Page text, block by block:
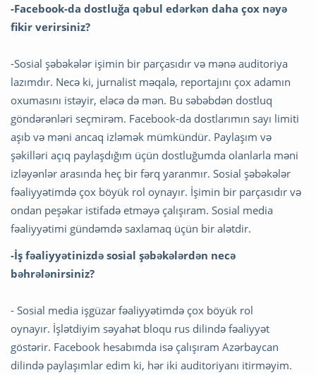
-Facebook-da dostluğa qəbul edərkən daha çox nəyə
fikir verirsiniz?
-Sosial şəbəkələr işimin bir parçasıdır və mənə auditoriya
lazımdır. Necə ki, jurnalist məqalə, reportajını çox adamın
oxumasını istəyir, eləcə də mən. Bu səbəbdən dostluq
göndərənləri seçmirəm. Facebook-da dostlarımın sayı limiti
aşıb və məni ancaq izləmək mümkündür. Paylaşım və
şəkilləri açıq paylaşdığım üçün dostluğumda olanlarla məni
izləyənlər arasında heç bir fərq yaranmır. Sosial şəbəkələr
fəaliyyətimdə çox böyük rol oynayır. İşimin bir parçasıdır və
ondan peşəkar istifadə etməyə çalışıram. Sosial media
fəaliyyətimi gündəmdə saxlamaq üçün bir alətdir.
-İş fəaliyyətinizdə sosial şəbəkələrdən necə
bəhrələnirsiniz?
- Sosial media işgüzar fəaliyyətimdə çox böyük rol
oynayır. İşlətdiyim səyahət bloqu rus dilində fəaliyyət
göstərir. Facebook hesabımda isə çalışıram Azərbaycan
dilində paylaşımlar edim ki, hər iki auditoriyanı itirməyim.